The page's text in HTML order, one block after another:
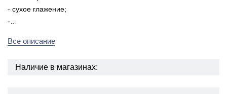
- сухое глажение;
-…
Все описание
Наличие в магазинах: